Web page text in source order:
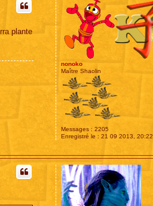
nonoko
Maître Shaolin
Messages : 2205
Enregistré le : 21 09 2013, 20:22
plante